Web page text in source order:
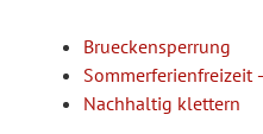
Brueckensperrung
Sommerferienfreizeit
Nachhaltig klettern